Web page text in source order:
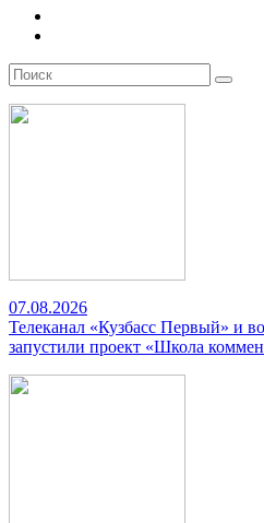
07.08.2026
Телеканал «Кузбасс Первый» и
запустили проект «Школа